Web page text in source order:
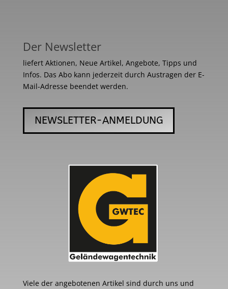
Der Newsletter
liefert Aktionen, Neue Artikel, Angebote, Tipps und
Infos. Das Abo kann jederzeit durch Austragen der E-
Mail-Adresse beendet werden.
NEWSLETTER-ANMELDUNG
Viele der angebotenen Artikel sind durch uns und